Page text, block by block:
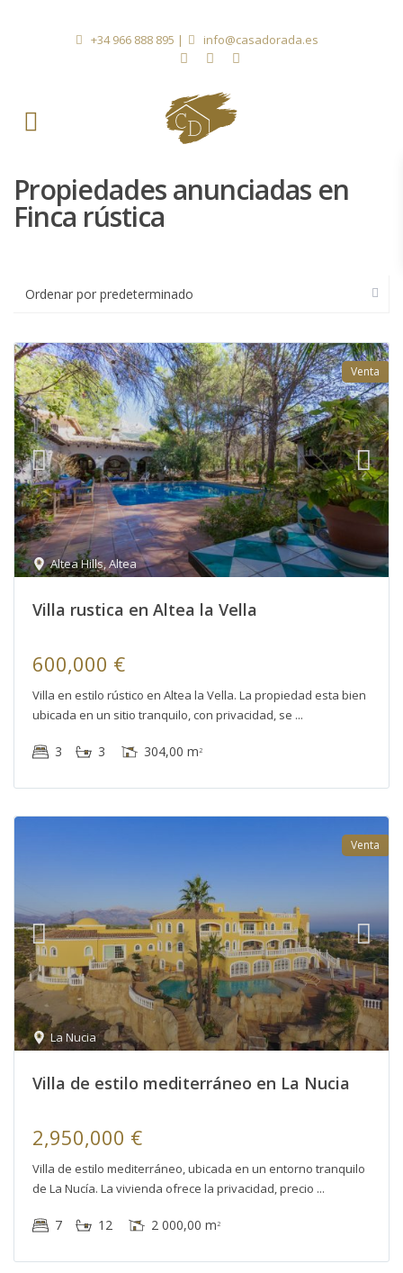
+34 966 888 895 | info@casadorada.es
Propiedades anunciadas en
Finca rústica
Ordenar por predeterminado
Altea Hills,Altea
Venta
Villa rustica en Altea la Vella
600,000 €
Villa en estilo rústico en Altea la Vella. La propiedad esta bien
ubicada en un sitio tranquilo, con privacidad, se
3 3 304,00 m2
La Nucia
Venta
Villa de estilo mediterráneo en La Nucia
2,950,000 €
Villa de estilo mediterráneo, ubicada en un entorno tranquilo
de La Nucía. La vivienda ofrece la privacidad, precio
7 12 2 000,00 m2